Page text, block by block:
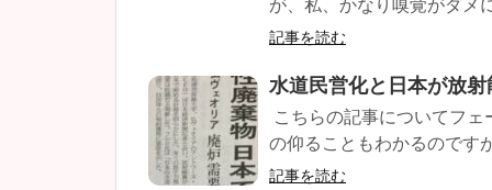
が、私、かなり嗅覚がダメ
記事を読む
水道民営化と日本が放
こちらの記事についてフ
の仰ることもわかるのです
記事を読む